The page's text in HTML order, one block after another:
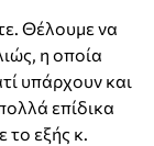
Θέλουμε να
η οποία
υπάρχουν και
επίδικα
το εξής κ.